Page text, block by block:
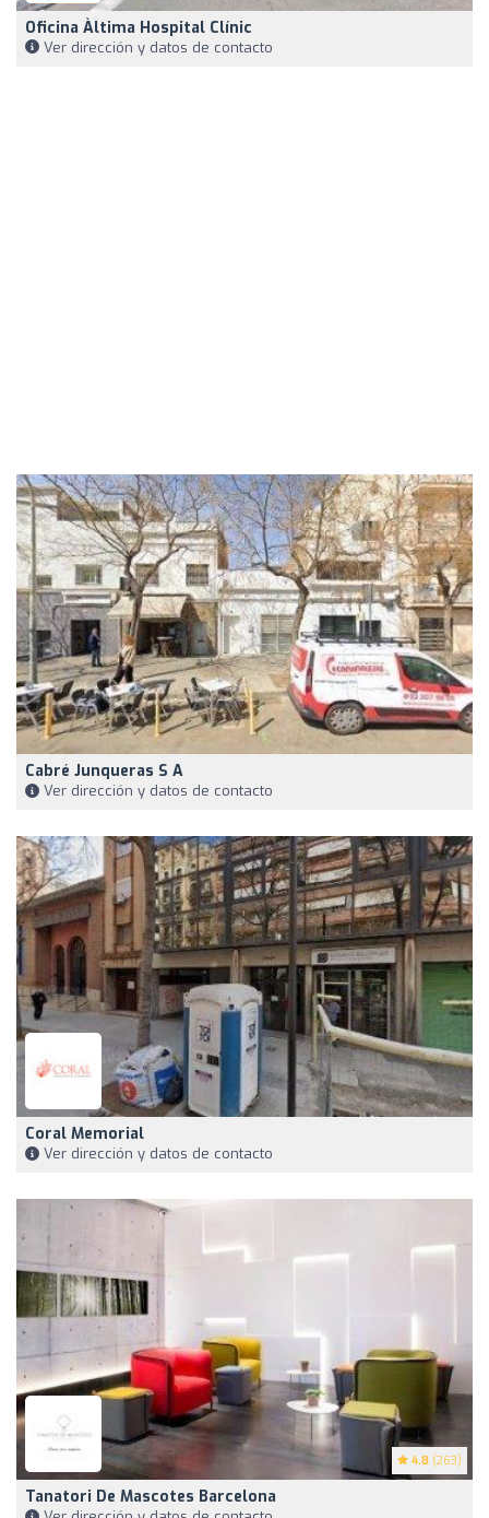
Oficina Àltima Hospital Clínic
Ver dirección y datos de contacto
Cabré Junqueras S A
Ver dirección y datos de contacto
Coral Memorial
Ver dirección y datos de contacto
4.8 (263)
Tanatori De Mascotes Barcelona